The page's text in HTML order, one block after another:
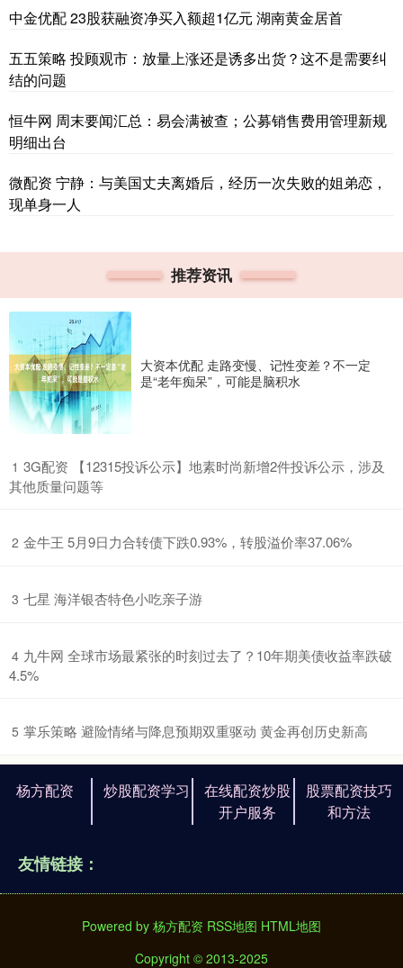
中金优配 23股获融资净买入额超1亿元 湖南黄金居首
五五策略 投顾观市：放量上涨还是诱多出货？这不是需要纠
结的问题
恒牛网 周末要闻汇总：易会满被查；公募销售费用管理新规
明细出台
微配资 宁静：与美国丈夫离婚后，经历一次失败的姐弟恋，
现单身一人
推荐资讯
大资本优配 走路变慢、记性变差？不一定
是“老年痴呆”，可能是脑积水
1 ​3G配资 【12315投诉公示】地素时尚新增2件投诉公示，涉及
其他质量问题等
2 ​金牛王 5月9日力合转债下跌0.93%，转股溢价率37.06%
3 ​七星 海洋银杏特色小吃亲子游
4 ​九牛网 全球市场最紧张的时刻过去了？10年期美债收益率跌破
4.5%
5 ​掌乐策略 避险情绪与降息预期双重驱动 黄金再创历史新高
杨方配资 炒股配资学习
在线配资炒股
开户服务
股票配资技巧
和方法
友情链接：
Powered by 杨方配资 RSS地图 HTML地图
Copyright © 2013-2025